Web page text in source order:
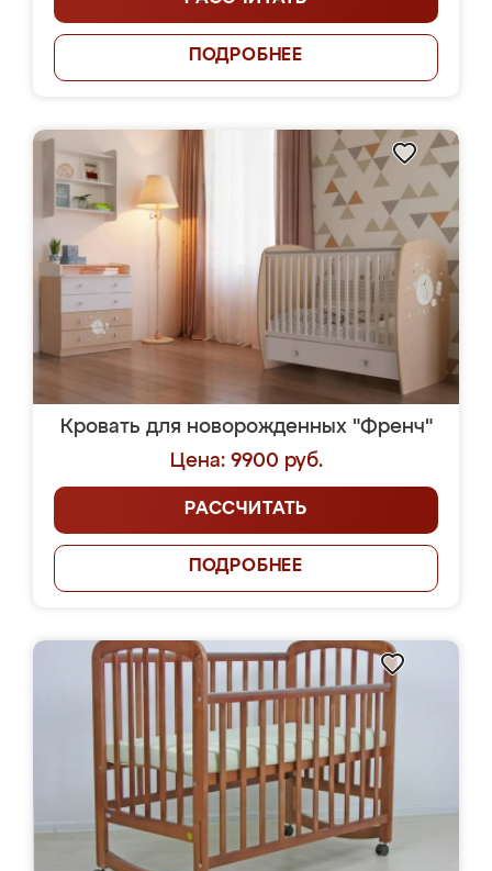
ПОДРОБНЕЕ
Кровать для новорожденных "Френч"
Цена: 9900 руб.
РАССЧИТАТЬ
ПОДРОБНЕЕ